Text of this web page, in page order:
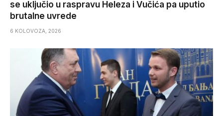
se uključio u raspravu Heleza i Vučića pa uputio
brutalne uvrede
6 KOLOVOZA, 2026